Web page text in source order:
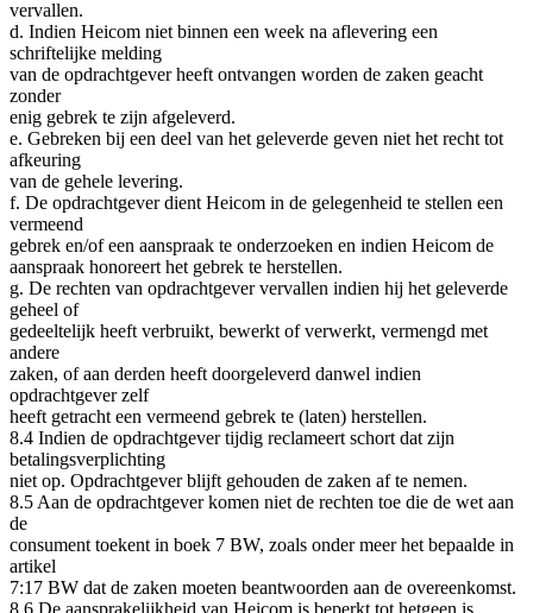
vervallen.
d. Indien Heicom niet binnen een week na aflevering een
schriftelijke melding
van de opdrachtgever heeft ontvangen worden de zaken geacht
zonder
enig gebrek te zijn afgeleverd.
e. Gebreken bij een deel van het geleverde geven niet het recht tot
afkeuring
van de gehele levering.
f. De opdrachtgever dient Heicom in de gelegenheid te stellen een
vermeend
gebrek en/of een aanspraak te onderzoeken en indien Heicom de
aanspraak honoreert het gebrek te herstellen.
g. De rechten van opdrachtgever vervallen indien hij het geleverde
geheel of
gedeeltelijk heeft verbruikt, bewerkt of verwerkt, vermengd met
andere
zaken, of aan derden heeft doorgeleverd danwel indien
opdrachtgever zelf
heeft getracht een vermeend gebrek te (laten) herstellen.
8.4 Indien de opdrachtgever tijdig reclameert schort dat zijn
betalingsverplichting
niet op. Opdrachtgever blijft gehouden de zaken af te nemen.
8.5 Aan de opdrachtgever komen niet de rechten toe die de wet aan
de
consument toekent in boek 7 BW, zoals onder meer het bepaalde in
artikel
7:17 BW dat de zaken moeten beantwoorden aan de overeenkomst.
8.6 De aansprakelijkheid van Heicom is beperkt tot hetgeen is